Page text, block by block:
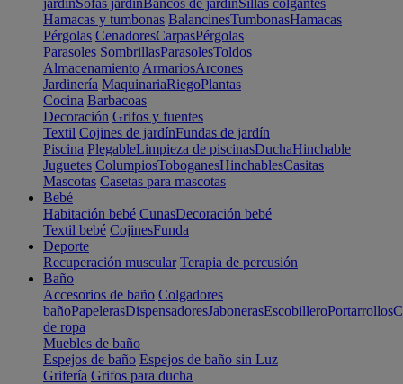
jardínSofás jardínBancos de jardínSillas colgantes
Hamacas y tumbonas BalancinesTumbonasHamacas
Pérgolas CenadoresCarpasPérgolas
Parasoles SombrillasParasolesToldos
Almacenamiento ArmariosArcones
Jardinería MaquinariaRiegoPlantas
Cocina Barbacoas
Decoración Grifos y fuentes
Textil Cojines de jardínFundas de jardín
Piscina PlegableLimpieza de piscinasDuchaHinchable
Juguetes ColumpiosToboganesHinchablesCasitas
Mascotas Casetas para mascotas
Bebé
Habitación bebé CunasDecoración bebé
Textil bebé CojinesFunda
Deporte
Recuperación muscular Terapia de percusión
Baño
Accesorios de baño Colgadores
bañoPapelerasDispensadoresJabonerasEscobilleroPortarrollos
de ropa
Muebles de baño
Espejos de baño Espejos de baño sin Luz
Grifería Grifos para ducha